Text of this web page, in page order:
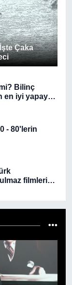
Çaka
Bilinç
en iyi yapay
- 80'lerin
filmlerini